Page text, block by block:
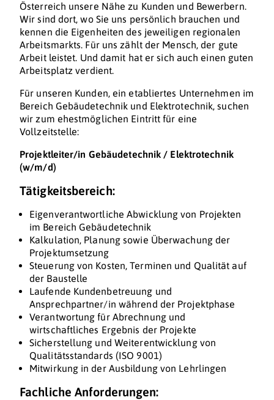
Österreich unsere Nähe zu Kunden und Bewerbern.
Wir sind dort, wo Sie uns persönlich brauchen und
kennen die Eigenheiten des jeweiligen regionalen
Arbeitsmarkts. Für uns zählt der Mensch, der gute
Arbeit leistet. Und damit hat er sich auch einen guten
Arbeitsplatz verdient.
Für unseren Kunden, ein etabliertes Unternehmen im
Bereich Gebäudetechnik und Elektrotechnik, suchen
wir zum ehestmöglichen Eintritt für eine
Vollzeitstelle:
Projektleiter/in Gebäudetechnik / Elektrotechnik
(w/m/d)
Tätigkeitsbereich:
Eigenverantwortliche Abwicklung von Projekten
im Bereich Gebäudetechnik
Kalkulation, Planung sowie Überwachung der
Projektumsetzung
Steuerung von Kosten, Terminen und Qualität auf
der Baustelle
Laufende Kundenbetreuung und
Ansprechpartner/in während der Projektphase
Verantwortung für Abrechnung und
wirtschaftliches Ergebnis der Projekte
Sicherstellung und Weiterentwicklung von
Qualitätsstandards (ISO 9001)
Mitwirkung in der Ausbildung von Lehrlingen
Fachliche Anforderungen: